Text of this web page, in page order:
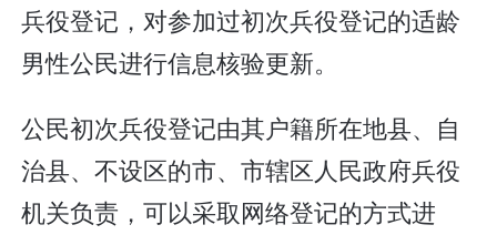
兵役登记，对参加过初次兵役登记的适龄
男性公民进行信息核验更新。
公民初次兵役登记由其户籍所在地县、自
治县、不设区的市、市辖区人民政府兵役
机关负责，可以采取网络登记的方式进